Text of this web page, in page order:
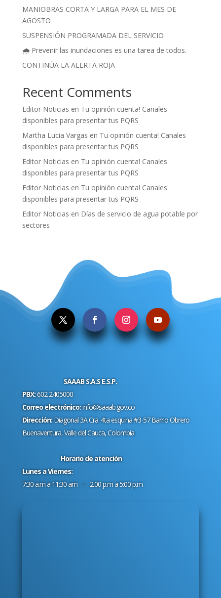
MANIOBRAS CORTA Y LARGA PARA EL MES DE
AGOSTO
SUSPENSIÓN PROGRAMADA DEL SERVICIO
🌧️ Prevenir las inundaciones es una tarea de todos.
CONTINÚA LA ALERTA ROJA
Recent Comments
Editor Noticias en Tu opinión cuenta! Canales
disponibles para presentar tus PQRS
Martha Lucia Vargas en Tu opinión cuenta! Canales
disponibles para presentar tus PQRS
Editor Noticias en Tu opinión cuenta! Canales
disponibles para presentar tus PQRS
Editor Noticias en Tu opinión cuenta! Canales
disponibles para presentar tus PQRS
Editor Noticias en Días de servicio de agua potable por
sectores
SAAAB S.A.S E.S.P.
PBX:602 2405000
Correo electrónico:info@saaab.gov.co
Dirección:Diagonal 3A Cra. 4ta esquina #3-57 Barrio Obrero
Buenaventura, Valle del Cauca, Colombia
Horario de atención
Lunes a Viernes:
7:30 a.m a 11:30 am – 2:00 p.m a 5:00 p.m